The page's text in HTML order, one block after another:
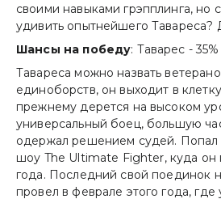
своими навыками грэпплинга, но
удивить опытнейшего Тавареса?
Шансы на победу: Таварес -
Тавареса можно назвать
единоборств, он выходит в
прежнему дерется на высоком
универсальный боец, большую
одержал решением судей. Попал
шоу The Ultimate Fighter, куда он
года. Последний свой поединок
провел в феврале этого года, где